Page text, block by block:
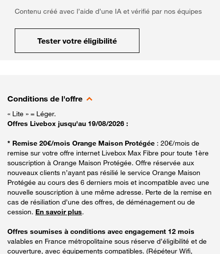
Contenu créé avec l’aide d’une IA et vérifié par nos équipes
Tester votre éligibilité
Conditions de l'offre
« Lite » = Léger.
Offres Livebox jusqu'au 19/08/2026 :
* Remise 20€/mois Orange Maison Protégée : 20€/mois de
remise sur votre offre internet Livebox Max Fibre pour toute 1ère
souscription à Orange Maison Protégée. Offre réservée aux
nouveaux clients n’ayant pas résilié le service Orange Maison
Protégée au cours des 6 derniers mois et incompatible avec une
nouvelle souscription à une même adresse. Perte de la remise en
cas de résiliation d’une des offres, de déménagement ou de
cession. En savoir plus.
Offres soumises à conditions avec engagement 12 mois
valables en France métropolitaine sous réserve d’éligibilité et de
couverture, avec équipements compatibles. (Répéteur Wifi,